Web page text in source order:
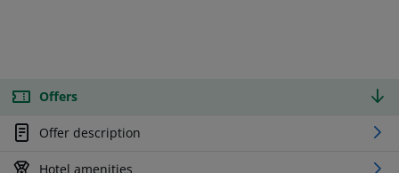
Offers
Offer description
Hotel amenities